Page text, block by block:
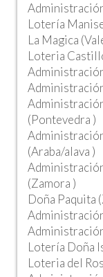
Lotería
La Magica
Loteria
(Pontevedra )
(Araba/alava )
(Zamora )
Doña Paquita
Lotería Doña
Loteria del